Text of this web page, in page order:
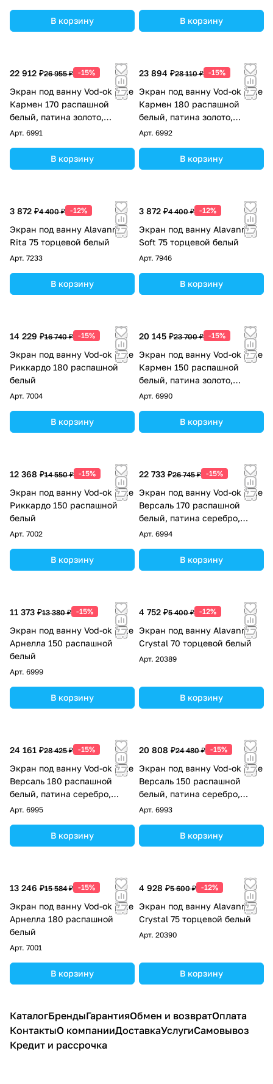
В корзину В корзину
22 912 ₽26 955 ₽ -15%
Экран под ванну Vod-ok Elite
Кармен 170 распашной
белый, патина золото,
серебро
Арт. 6991
В корзину
23 894 ₽28 110 ₽ -15%
Экран под ванну Vod-ok Elite
Кармен 180 распашной
белый, патина золото,
серебро
Арт. 6992
В корзину
3 872 ₽4 400 ₽ -12%
Экран под ванну Alavann
Rita 75 торцевой белый
Арт. 7233
В корзину
3 872 ₽4 400 ₽ -12%
Экран под ванну Alavann
Soft 75 торцевой белый
Арт. 7946
В корзину
14 229 ₽16 740 ₽ -15%
Экран под ванну Vod-ok Elite
Риккардо 180 распашной
белый
Арт. 7004
В корзину
20 145 ₽23 700 ₽ -15%
Экран под ванну Vod-ok Elite
Кармен 150 распашной
белый, патина золото,
серебро
Арт. 6990
В корзину
12 368 ₽14 550 ₽ -15%
Экран под ванну Vod-ok Elite
Риккардо 150 распашной
белый
Арт. 7002
В корзину
22 733 ₽26 745 ₽ -15%
Экран под ванну Vod-ok Elite
Версаль 170 распашной
белый, патина серебро,
золото
Арт. 6994
В корзину
11 373 ₽13 380 ₽ -15%
Экран под ванну Vod-ok Elite
Арнелла 150 распашной
белый
Арт. 6999
В корзину
4 752 ₽5 400 ₽ -12%
Экран под ванну Alavann
Crystal 70 торцевой белый
Арт. 20389
В корзину
24 161 ₽28 425 ₽ -15%
Экран под ванну Vod-ok Elite
Версаль 180 распашной
белый, патина серебро,
золото
Арт. 6995
В корзину
20 808 ₽24 480 ₽ -15%
Экран под ванну Vod-ok Elite
Версаль 150 распашной
белый, патина серебро,
золото
Арт. 6993
В корзину
13 246 ₽15 584 ₽ -15%
Экран под ванну Vod-ok Elite
Арнелла 180 распашной
белый
Арт. 7001
В корзину
4 928 ₽5 600 ₽ -12%
Экран под ванну Alavann
Crystal 75 торцевой белый
Арт. 20390
В корзину
КаталогБрендыГарантияОбмен и возвратОплата
КонтактыО компанииДоставкаУслугиСамовывоз
Кредит и рассрочка